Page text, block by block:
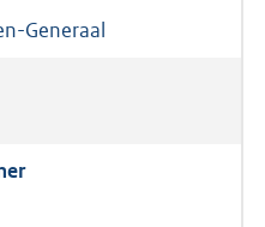
Generaal